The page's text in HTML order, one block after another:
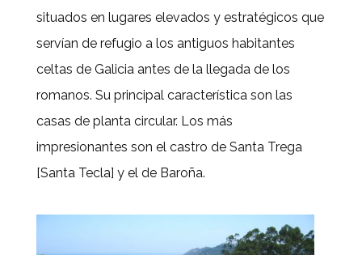
situados en lugares elevados y estratégicos que
servían de refugio a los antiguos habitantes
celtas de Galicia antes de la llegada de los
romanos. Su principal característica son las
casas de planta circular. Los más
impresionantes son el castro de Santa Trega
[Santa Tecla] y el de Baroña.